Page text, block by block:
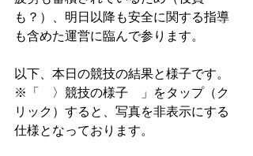
も？）、明日以降も安全に関する指導
も含めた運営に臨んで参ります。
以下、本日の競技の結果と様子です。
※「　〉競技の様子　」をタップ（ク
リック）すると、写真を非表示にする
仕様となっております。